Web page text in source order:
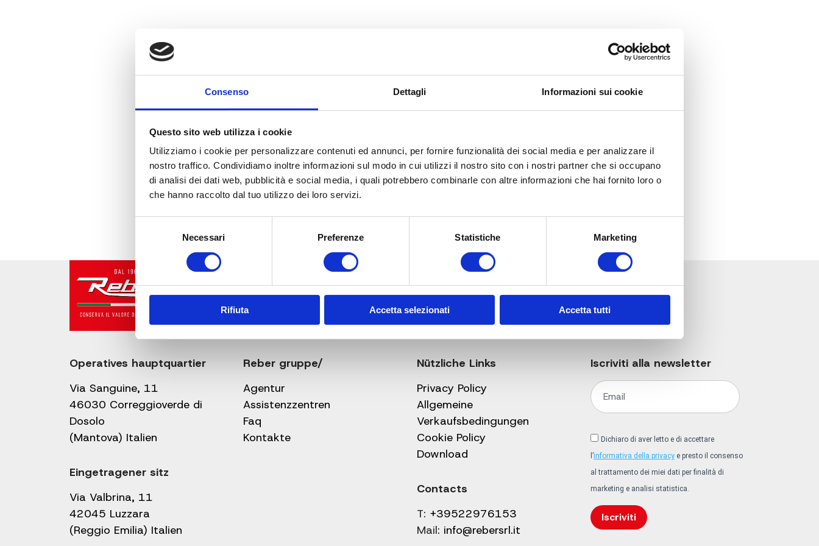
Consenso Dettagli Informazioni sui cookie
Questo sito web utilizza i cookie
Utilizziamo i cookie per personalizzare contenuti ed annunci, per fornire funzionalità dei social media e per analizzare il
nostro traffico. Condividiamo inoltre informazioni sul modo in cui utilizzi il nostro sito con i nostri partner che si occupano
di analisi dei dati web, pubblicità e social media, i quali potrebbero combinarle con altre informazioni che hai fornito loro o
che hanno raccolto dal tuo utilizzo dei loro servizi.
Necessari Preferenze Statistiche Marketing
Rifiuta Accetta selezionati Accetta tutti
070 841934
EMAIL
Operatives hauptquartier
Via Sanguine, 11
46030 Correggioverde di
Dosolo
(Mantova) Italien
Eingetragener sitz
Via Valbrina, 11
42045 Luzzara
(Reggio Emilia) Italien
Reber gruppe/
Agentur
Assistenzzentren
Faq
Kontakte
Nützliche Links
Privacy Policy
Allgemeine
Verkaufsbedingungen
Cookie Policy
Download
Contacts
T: +39522976153
Mail: info@rebersrl.it
Iscriviti alla newsletter
Dichiaro di aver letto e di accettare
l’informativa della privacy e presto il consenso
al trattamento dei miei dati per finalità di
marketing e analisi statistica.
Iscriviti